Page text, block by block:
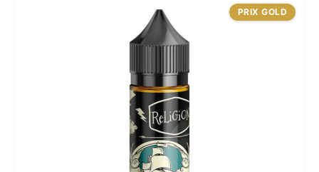
PRIX GOLD